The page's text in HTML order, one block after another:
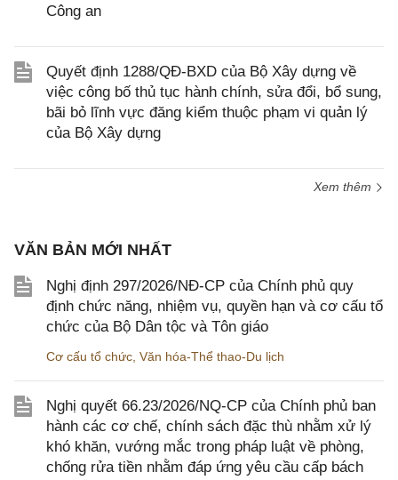
Công an
Quyết định 1288/QĐ-BXD của Bộ Xây dựng về
việc công bố thủ tục hành chính, sửa đổi, bổ sung,
bãi bỏ lĩnh vực đăng kiểm thuộc phạm vi quản lý
của Bộ Xây dựng
Xem thêm
VĂN BẢN MỚI NHẤT
Nghị định 297/2026/NĐ-CP của Chính phủ quy
định chức năng, nhiệm vụ, quyền hạn và cơ cấu tổ
chức của Bộ Dân tộc và Tôn giáo
Cơ cấu tổ chức Văn hóa-Thể thao-Du lịch
Nghị quyết 66.23/2026/NQ-CP của Chính phủ ban
hành các cơ chế, chính sách đặc thù nhằm xử lý
khó khăn, vướng mắc trong pháp luật về phòng,
chống rửa tiền nhằm đáp ứng yêu cầu cấp bách